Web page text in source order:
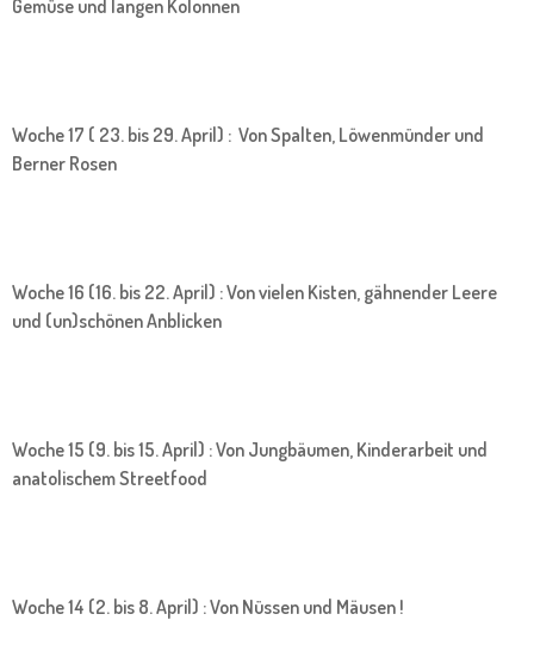
Gemüse und langen Kolonnen
Woche 17 ( 23. bis 29. April) : Von Spalten, Löwenmünder und
Berner Rosen
Woche 16 (16. bis 22. April) : Von vielen Kisten, gähnender Leere
und (un)schönen Anblicken
Woche 15 (9. bis 15. April) : Von Jungbäumen, Kinderarbeit und
anatolischem Streetfood
Woche 14 (2. bis 8. April) : Von Nüssen und Mäusen !